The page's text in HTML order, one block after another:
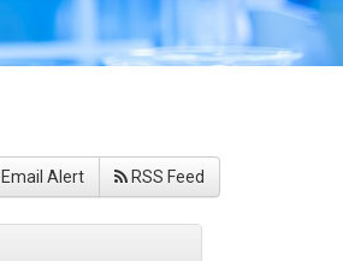
Email Alert RSS Feed